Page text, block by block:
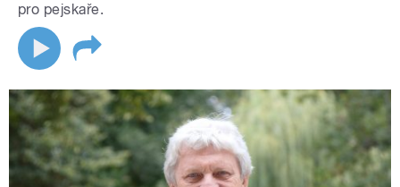
pro pejskaře.